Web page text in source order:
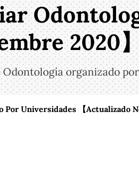
2020
organizado
Universidades 【Actualizado